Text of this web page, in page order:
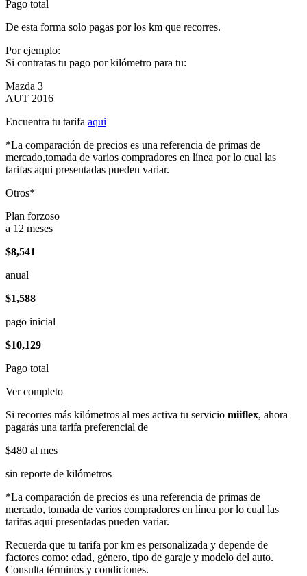
Pago total
De esta forma solo pagas por los km que recorres.
Por ejemplo:
Si contratas tu pago por kilómetro para tu:
Mazda 3
AUT 2016
Encuentra tu tarifa aqui
*La comparación de precios es una referencia de primas de
mercado,tomada de varios compradores en línea por lo cual las
tarifas aqui presentadas pueden variar.
Otros*
Plan forzoso
a 12 meses
$8,541
anual
$1,588
pago inicial
$10,129
Pago total
Ver completo
Si recorres más kilómetros al mes activa tu servicio miiflex, ahora
pagarás una tarifa preferencial de
$480 al mes
sin reporte de kilómetros
*La comparación de precios es una referencia de primas de
mercado, tomada de varios compradores en línea por lo cual las
tarifas aqui presentadas pueden variar.
Recuerda que tu tarifa por km es personalizada y depende de
factores como: edad, género, tipo de garaje y modelo del auto.
Consulta términos y condiciones.